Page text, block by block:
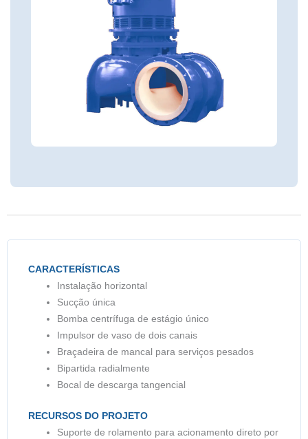
CARACTERÍSTICAS
Instalação horizontal
Sucção única
Bomba centrífuga de estágio único
Impulsor de vaso de dois canais
Braçadeira de mancal para serviços pesados
Bipartida radialmente
Bocal de descarga tangencial
RECURSOS DO PROJETO
Suporte de rolamento para acionamento direto por